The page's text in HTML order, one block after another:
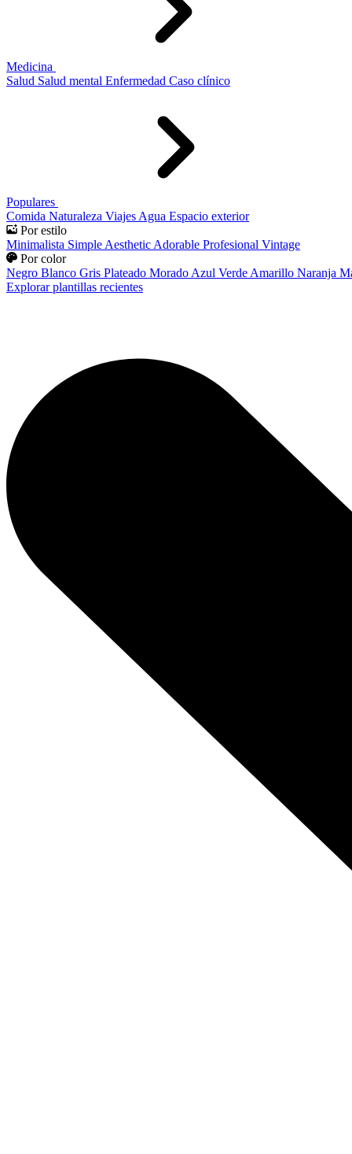
Medicina
Salud Salud mental Enfermedad Caso clínico
Populares
Comida Naturaleza Viajes Agua Espacio exterior
Por estilo
Minimalista Simple Aesthetic Adorable Profesional Vintage
Por color
Negro Blanco Gris Plateado Morado Azul Verde Amarillo Naranja
Explorar plantillas recientes